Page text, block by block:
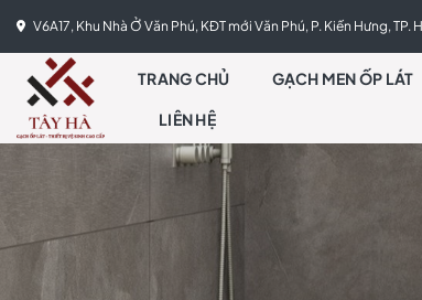
content
V6A17, Khu Nhà Ở Văn Phú, KĐT mới Văn Phú, P. Kiến Hưng, TP.
TRANG CHỦ GẠCH MEN ỐP LÁT
LIÊN HỆ